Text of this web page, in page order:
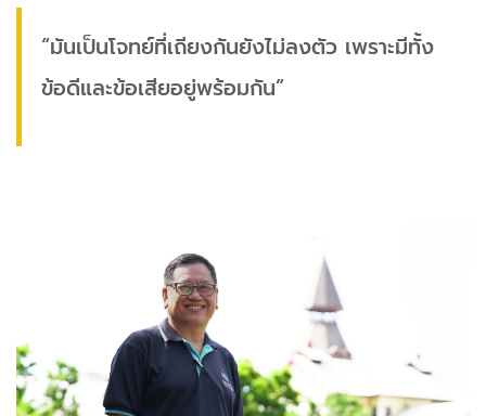
“มันเป็นโจทย์ที่เถียงกันยังไม่ลงตัว เพราะมีทั้ง
ข้อดีและข้อเสียอยู่พร้อมกัน”